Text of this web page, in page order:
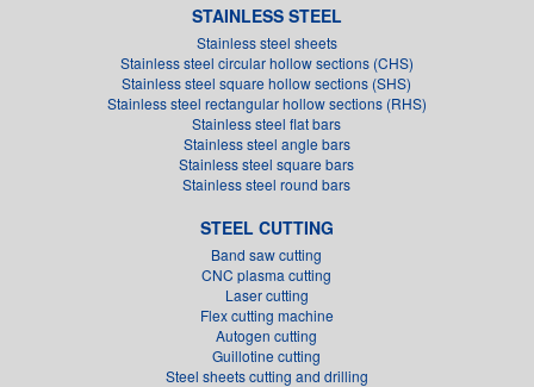
STAINLESS STEEL
Stainless steel sheets
Stainless steel circular hollow sections (CHS)
Stainless steel square hollow sections (SHS)
Stainless steel rectangular hollow sections (RHS)
Stainless steel flat bars
Stainless steel angle bars
Stainless steel square bars
Stainless steel round bars
STEEL CUTTING
Band saw cutting
CNC plasma cutting
Laser cutting
Flex cutting machine
Autogen cutting
Guillotine cutting
Steel sheets cutting and drilling